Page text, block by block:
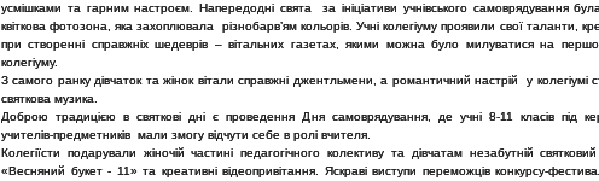
усмішками та гарним настроєм. Напередодні свята за ініціативи учнівського самоврядування
квіткова фотозона, яка захоплювала різнобарв’ям кольорів. Учні колегіуму проявили свої таланти,
при створенні справжніх шедеврів – вітальних газетах, якими можна було милуватися на
колегіуму.
З самого ранку дівчаток та жінок вітали справжні джентльмени, а романтичний настрій у колегіумі
святкова музика.
Доброю традицією в святкові дні є проведення Дня самоврядування, де учні 8-11 класів під
учителів-предметників мали змогу відчути себе в ролі вчителя.
Колегіїсти подарували жіночій частині педагогічного колективу та дівчатам незабутній
«Весняний букет - 11» та креативні відеопривітання. Яскраві виступи переможців конкурсу-